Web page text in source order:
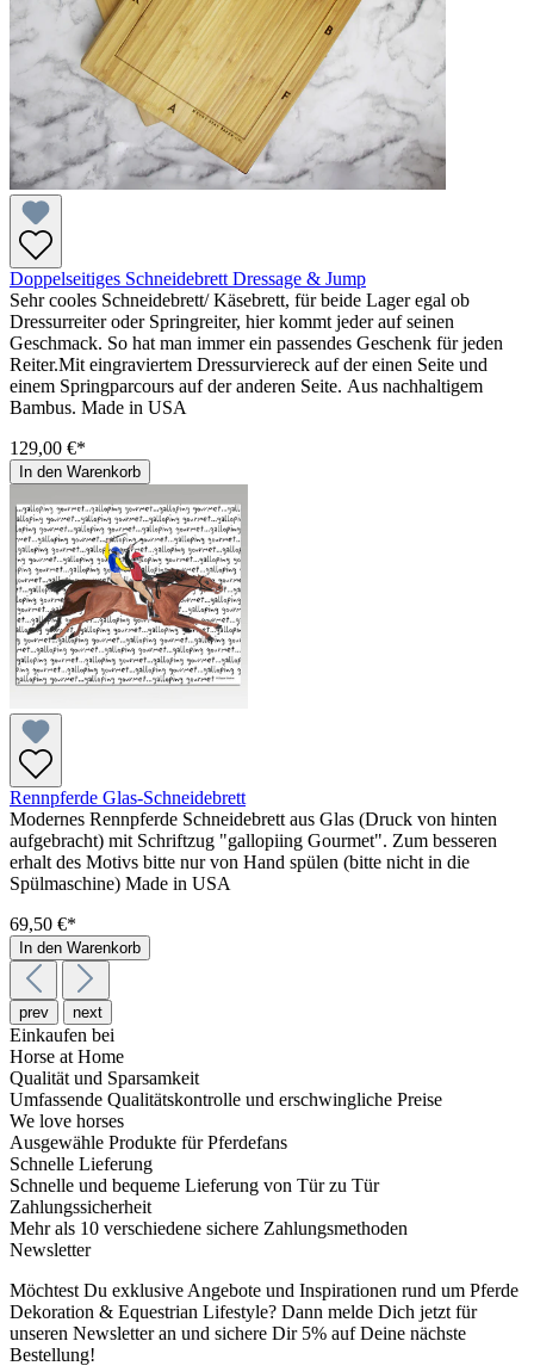
Doppelseitiges Schneidebrett Dressage & Jump
Sehr cooles Schneidebrett/ Käsebrett, für beide Lager egal ob
Dressurreiter oder Springreiter, hier kommt jeder auf seinen
Geschmack. So hat man immer ein passendes Geschenk für jeden
Reiter.Mit eingraviertem Dressurviereck auf der einen Seite und
einem Springparcours auf der anderen Seite. Aus nachhaltigem
Bambus. Made in USA
129,00 €*
In den Warenkorb
Rennpferde Glas-Schneidebrett
Modernes Rennpferde Schneidebrett aus Glas (Druck von hinten
aufgebracht) mit Schriftzug "gallopiing Gourmet". Zum besseren
erhalt des Motivs bitte nur von Hand spülen (bitte nicht in die
Spülmaschine) Made in USA
69,50 €*
In den Warenkorb
prev next
Einkaufen bei
Horse at Home
Qualität und Sparsamkeit
Umfassende Qualitätskontrolle und erschwingliche Preise
We love horses
Ausgewähle Produkte für Pferdefans
Schnelle Lieferung
Schnelle und bequeme Lieferung von Tür zu Tür
Zahlungssicherheit
Mehr als 10 verschiedene sichere Zahlungsmethoden
Newsletter
Möchtest Du exklusive Angebote und Inspirationen rund um Pferde
Dekoration & Equestrian Lifestyle? Dann melde Dich jetzt für
unseren Newsletter an und sichere Dir 5% auf Deine nächste
Bestellung!